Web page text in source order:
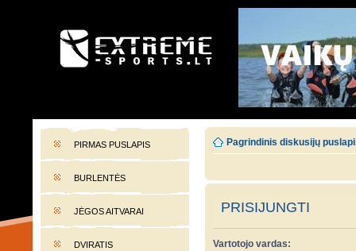
EXTREME-SPORTS.LT
PIRMAS PUSLAPIS
BURLENTĖS
JĖGOS AITVARAI
DVIRATIS
Pagrindinis diskusijų
PRISIJUNGTI
Vartotojo vardas: